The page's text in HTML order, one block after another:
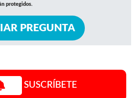
protegidos.
PREGUNTA
SUSCRÍBETE